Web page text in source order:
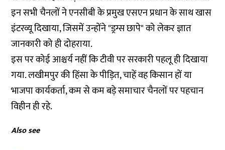
इन सभी चैनलों ने एनसीबी के प्रमुख एसएन प्रधान के साथ खास
इंटरव्यू दिखाया, जिसमें उन्होंने "ड्रग्स छापे" को लेकर ज्ञात
जानकारी को ही दोहराया.
इस पर कोई आश्चर्य नहीं कि टीवी पर सरकारी पहलू ही दिखाया
गया. लखीमपुर की हिंसा के पीड़ित, चाहें वह किसान हों या
भाजपा कार्यकर्ता, कम से कम बड़े समाचार चैनलों पर पहचान
विहीन ही रहे.
Also see